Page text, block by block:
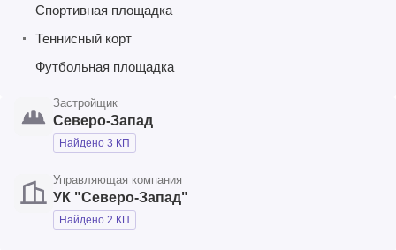
Спортивная площадка
Теннисный корт
Футбольная площадка
Застройщик
Северо-Запад
Найдено 3 КП
Управляющая компания
УК "Северо-Запад"
Найдено 2 КП